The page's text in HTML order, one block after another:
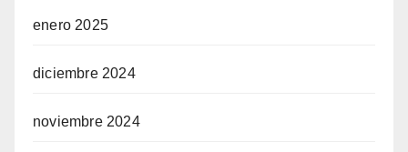
enero 2025
diciembre 2024
noviembre 2024